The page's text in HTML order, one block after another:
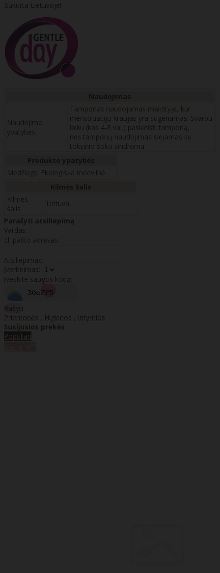
Sukurta Lietuvoje!
Naudojimo
ypatybės
Tamponas naudojamas makštyje, kur
menstruacijų kraujas yra sugeriamas. Svarbu
laiku (kas 4-8 val.) pasikeisti tamponą,
nes tamponų naudojimas siejamas su
toksinio šoko sindromu.
Medžiaga Ekologiška medvilnė
Kilmės
šalis
Lietuva
Parašyti atsiliepimą
Vardas:
El. pašto adresas:
Atsiliepimas:
Įvertinimas:
Įveskite saugos kodą:
Rašyti
Priemonės , Higienos , Intymios
Susijusios prekės
Populiari